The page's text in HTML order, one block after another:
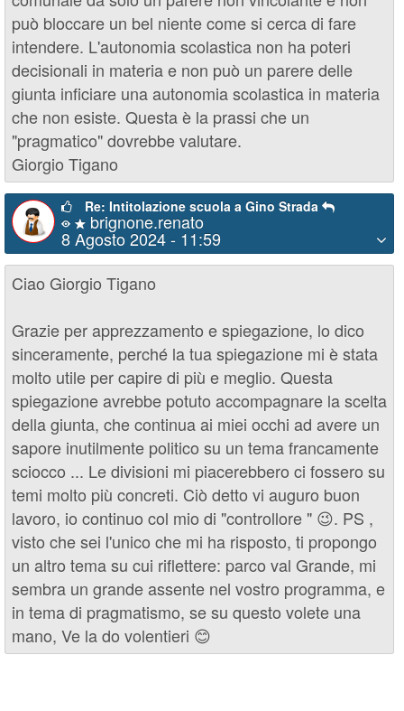
può bloccare un bel niente come si cerca di fare
intendere. L'autonomia scolastica non ha poteri
decisionali in materia e non può un parere delle
giunta inficiare una autonomia scolastica in materia
che non esiste. Questa è la prassi che un
"pragmatico" dovrebbe valutare.
Giorgio Tigano
Re: Intitolazione scuola a Gino Strada
brignone.renato
8 Agosto 2024 - 11:59
Ciao Giorgio Tigano
Grazie per apprezzamento e spiegazione, lo dico
sinceramente, perché la tua spiegazione mi è stata
molto utile per capire di più e meglio. Questa
spiegazione avrebbe potuto accompagnare la scelta
della giunta, che continua ai miei occhi ad avere un
sapore inutilmente politico su un tema francamente
sciocco ... Le divisioni mi piacerebbero ci fossero su
temi molto più concreti. Ciò detto vi auguro buon
lavoro, io continuo col mio di "controllore " 😉. PS ,
visto che sei l'unico che mi ha risposto, ti propongo
un altro tema su cui riflettere: parco val Grande, mi
sembra un grande assente nel vostro programma, e
in tema di pragmatismo, se su questo volete una
mano, Ve la do volentieri 😊